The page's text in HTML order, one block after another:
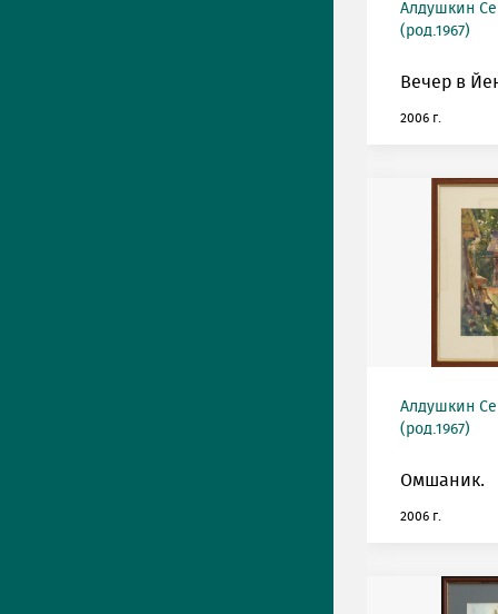
Алдушкин
(род.1967)
Вечер в
2006 г.
Алдушкин
(род.1967)
Омшаник.
2006 г.